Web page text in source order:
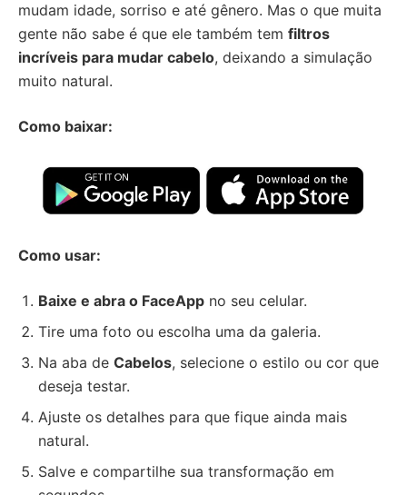
mudam idade, sorriso e até gênero. Mas o que muita
gente não sabe é que ele também tem filtros
incríveis para mudar cabelo, deixando a simulação
muito natural.
Como baixar:
Como usar:
Baixe e abra o FaceApp no seu celular.
Tire uma foto ou escolha uma da galeria.
Na aba de Cabelos, selecione o estilo ou cor que
deseja testar.
Ajuste os detalhes para que fique ainda mais
natural.
Salve e compartilhe sua transformação em